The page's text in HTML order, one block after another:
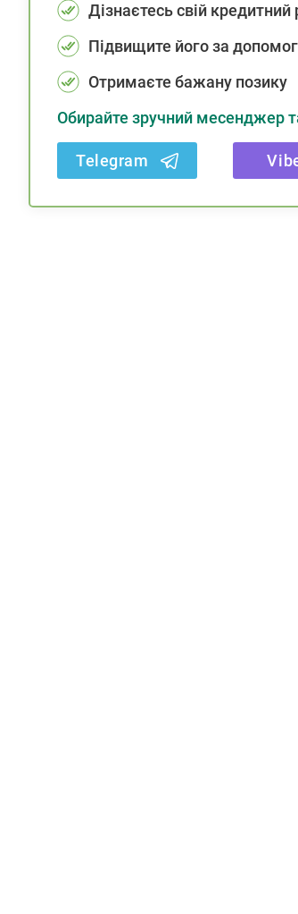
Дізнаєтесь свій кредитний
Підвищите його за
Отримаєте бажану позику
Обирайте зручний месенджер
Telegram